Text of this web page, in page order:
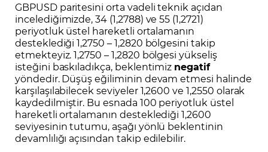
GBPUSD paritesini orta vadeli teknik açıdan
incelediğimizde, 34 (1,2788) ve 55 (1,2721)
periyotluk üstel hareketli ortalamanın
desteklediği 1,2750 – 1,2820 bölgesini takip
etmekteyiz. 1,2750 – 1,2820 bölgesi yükseliş
isteğini baskıladıkça, beklentimiz negatif
yöndedir. Düşüş eğiliminin devam etmesi halinde
karşılaşılabilecek seviyeler 1,2600 ve 1,2550 olarak
kaydedilmiştir. Bu esnada 100 periyotluk üstel
hareketli ortalamanın desteklediği 1,2600
seviyesinin tutumu, aşağı yönlü beklentinin
devamlılığı açısından takip edilebilir.